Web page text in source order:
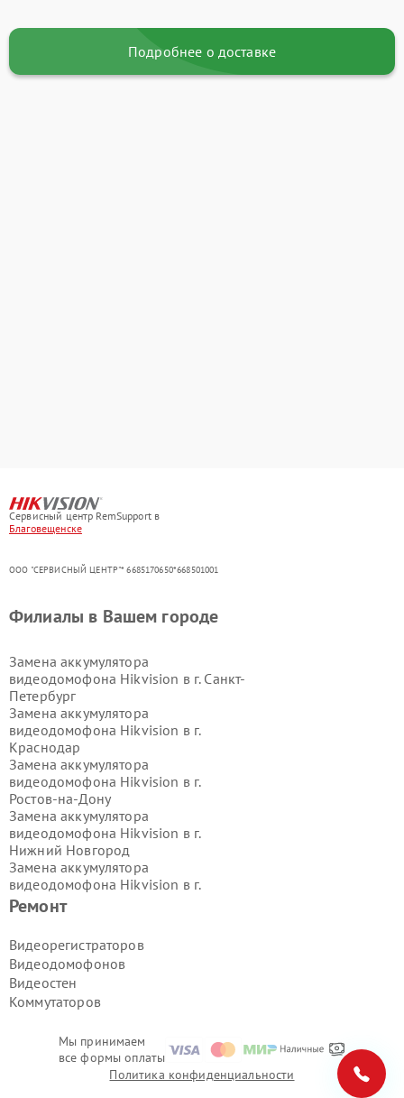
Подробнее о доставке
Сервисный центр RemSupport в
Благовещенске
ООО "СЕРВИСНЫЙ ЦЕНТР"* 6685170650*668501001
Мы принимаем
все формы оплаты
Ремонт
Видеорегистраторов
Видеодомофонов
Видеостен
Коммутаторов
Филиалы в Вашем городе
Замена аккумулятора
видеодомофона Hikvision в г. Санкт-
Петербург
Замена аккумулятора
видеодомофона Hikvision в г.
Краснодар
Замена аккумулятора
видеодомофона Hikvision в г.
Ростов-на-Дону
Замена аккумулятора
видеодомофона Hikvision в г.
Нижний Новгород
Замена аккумулятора
видеодомофона Hikvision в г.
Новосибирск
Замена аккумулятора
Екатеринбург
Замена аккумулятора
видеодомофона Hikvision в г.
Замена аккумулятора
Воронеж
Замена аккумулятора
видеодомофона Hikvision в г.Политика конфиденциальности